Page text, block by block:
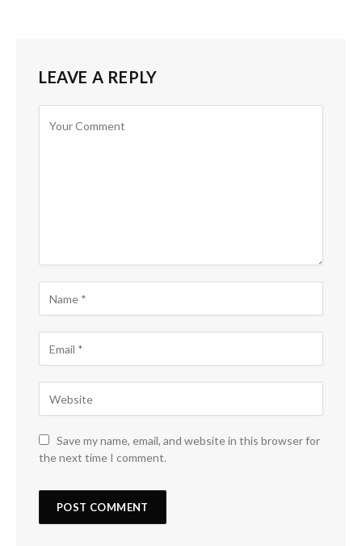
LEAVE A REPLY
Save my name, email, and website in this browser for
the next time I comment.